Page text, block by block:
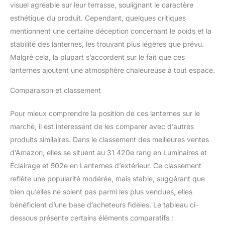
visuel agréable sur leur terrasse, soulignant le caractère
esthétique du produit. Cependant, quelques critiques
mentionnent une certaine déception concernant le poids et la
stabilité des lanternes, les trouvant plus légères que prévu.
Malgré cela, la plupart s’accordent sur le fait que ces
lanternes ajoutent une atmosphère chaleureuse à tout espace.
Comparaison et classement
Pour mieux comprendre la position de ces lanternes sur le
marché, il est intéressant de les comparer avec d’autres
produits similaires. Dans le classement des meilleures ventes
d’Amazon, elles se situent au 31 420e rang en Luminaires et
Éclairage et 502e en Lanternes d’extérieur. Ce classement
reflète une popularité modérée, mais stable, suggérant que
bien qu’elles ne soient pas parmi les plus vendues, elles
bénéficient d’une base d’acheteurs fidèles. Le tableau ci-
dessous présente certains éléments comparatifs :